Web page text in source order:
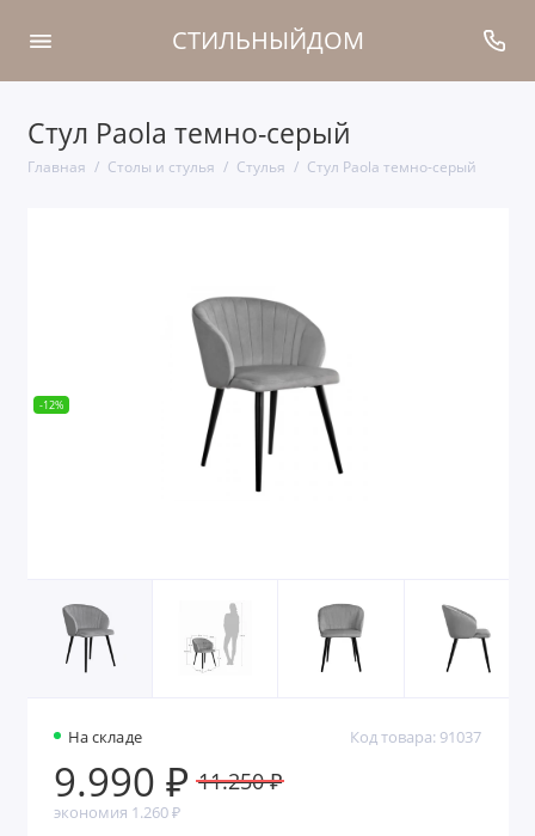
СТИЛЬНЫЙДОМ
Стул Paola темно-серый
Главная Столы и стулья Стулья Стул Paola темно-серый
-12%
На складе Код товара: 91037
9.990 ₽ 11.250 ₽
экономия 1.260 ₽